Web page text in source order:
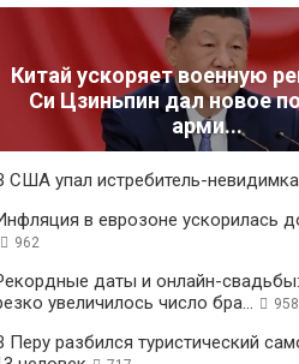
Китай ускоряет военную
Си Цзиньпин дал новое
арми...
США упал истребитель-
в еврозоне ускорилась
962
даты и онлайн-
увеличилось число бра...
958
Перу разбился туристический